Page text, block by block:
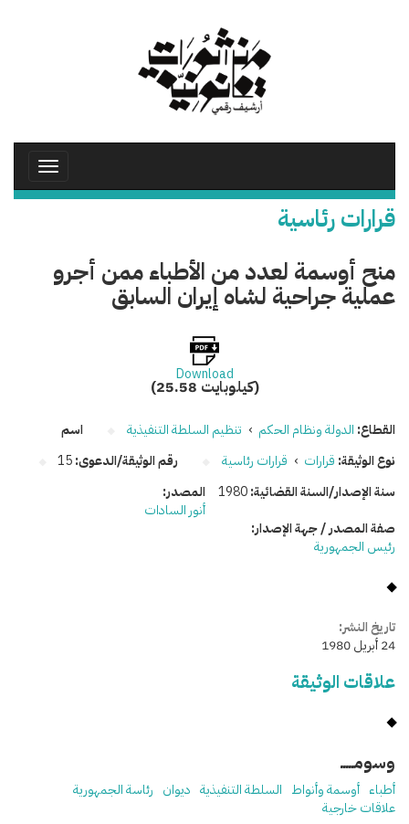
Toggle
قرارات رئاسية
منح أوسمة لعدد من الأطباء ممن أجرو
عملية جراحية لشاه إيران السابق
Download
(25.58 كيلوبايت)
القطاع: الدولة ونظام الحكم › تنظيم السلطة التنفيذية
نوع الوثيقة: قرارات › قرارات رئاسية رقم الوثيقة/الدعوى:15
سنة الإصدار/السنة القضائية:1980
اسم
المصدر:
أنور السادات
صفة المصدر / جهة الإصدار:
رئيس الجمهورية
تاريخ النشر:
24 أبريل 1980
علاقات الوثيقة
وسومـــــ
أطباء أوسمة وأنواط السلطة التنفيذية ديوان رئاسة الجمهورية
علاقات خارجية